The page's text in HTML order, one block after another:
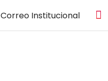
Correo Institucional